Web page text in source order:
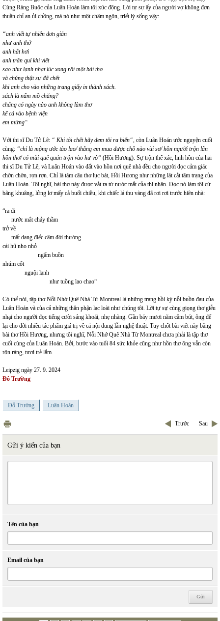
Cùng Ràng Buộc của Luân Hoán làm tôi xúc động. Lời tự sự ấy của người vợ không đơn
thuần chỉ an ủi chồng, mà nó như một châm ngôn, triết lý sống vậy:
“anh viết tự nhiên đơn giản
như anh thở
anh hắt hơi
anh trân quí khi viết
sao như lạnh nhạt lúc xong rồi một bài thơ
và chúng thật sự đã chết
khi anh cho vào những trang giấy in thành sách.
sách là nấm mồ chăng?
chẳng có ngày nào anh không làm thơ
kể cả vào bệnh viện
em mừng“
Với thi sĩ Du Tử Lê: “ Khi tôi chết hãy đem tôi ra biển“, còn Luân Hoán ước nguyện cuối
cùng: “chỉ là mộng ước tào lao/ thằng em mua được chỗ nào vùi sơ/ hồn người trộn lẫn
hồn thơ/ có mùi quê quán trộn vào hư vô“ (Hồi Hương). Sự trộn thể xác, linh hồn của hai
thi sĩ Du Tử Lê, và Luân Hoán vào đất vào hồn nơi quê nhà đều cho người đọc cảm giác
chờn chờn, rợn rợn. Chỉ là tám câu thơ lục bát, Hồi Hương như những lát cắt tâm trạng của
Luân Hoán. Tôi nghĩ, bài thơ này được vắt ra từ nước mắt của thi nhân. Đọc nó làm tôi cứ
bâng khuâng, lửng lơ mấy cả buổi chiều, khi chiếc lá thu vàng đã rơi rơi trước hiên nhà:
“ra đi
nước mắt chảy thầm
trở về
mất dạng điếc câm đời thường
cái hũ nho nhỏ
ngấm buồn
nhúm cốt
nguội lạnh
như tuồng lao chao“
Có thể nói, tập thơ Nỗi Nhớ Quê Nhà Từ Montreal là những trang hồi ký nỗi buồn đau của
Luân Hoán và của cả những thân phận lạc loài như chúng tôi. Lời tự sự cùng giọng thơ giễu
nhại cho người đọc tiếng cười sảng khoái, nhẹ nhàng. Gần bảy mươi năm cầm bút, ông để
lại cho đời nhiều tác phẩm giá trị về cả nội dung lẫn nghệ thuật. Tuy chốt bài viết này bằng
bài thơ Hồi Hương, nhưng tôi nghĩ, Nỗi Nhớ Quê Nhà Từ Montreal chưa phải là tập thơ
cuối cùng của Luân Hoán. Bởi, bước vào tuổi 84 sức khỏe cũng như hồn thơ ông vẫn còn
rộn ràng, tươi trẻ lắm.
Leipzig ngày 27. 9. 2024
Đỗ Trường
Đỗ Trường Luân Hoán
Trước Sau
Gửi ý kiến của bạn
Tên của bạn
Email của bạn